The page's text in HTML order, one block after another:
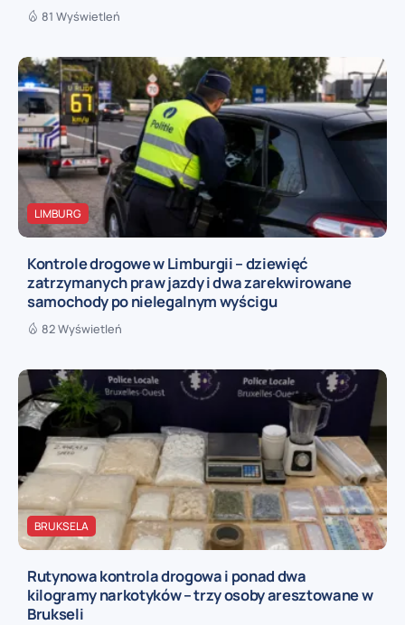
81 Wyświetleń
LIMBURG
Kontrole drogowe w Limburgii – dziewięć
zatrzymanych praw jazdy i dwa zarekwirowane
samochody po nielegalnym wyścigu
82 Wyświetleń
BRUKSELA
Rutynowa kontrola drogowa i ponad dwa
kilogramy narkotyków – trzy osoby aresztowane w
Brukseli